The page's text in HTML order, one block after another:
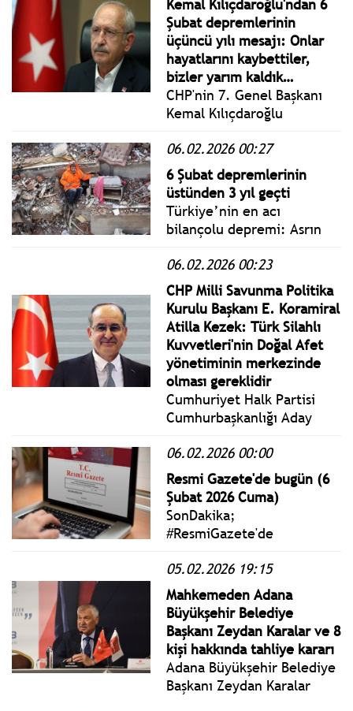
Uğur Mumcu Meydanı.
Kemal Kılıçdaroğlu'ndan 6
Şubat depremlerinin
üçüncü yılı mesajı: Onlar
hayatlarını kaybettiler,
bizler yarım kaldık…
CHP'nin 7. Genel Başkanı
Kemal Kılıçdaroğlu
Gerekli bütün tedbirlerin
alınması hem deprem
şehitlerine vefa borcumuz
hem de gelecek
nesillerimize karşı en
büyük sorumluluğumuzdur.
06.02.2026 00:27
6 Şubat depremlerinin
üstünden 3 yıl geçti
Türkiye’nin en acı
bilançolu depremi: Asrın
geçti.
06.02.2026 00:23
CHP Milli Savunma Politika
Kurulu Başkanı E. Koramiral
Atilla Kezek: Türk Silahlı
Kuvvetleri'nin Doğal Afet
yönetiminin merkezinde
olması gereklidir
Cumhuriyet Halk Partisi
Cumhurbaşkanlığı Aday
Kurulu Başkanı Emekli
Koramiral Atilla Kezek, 6
Şubat depreminin
yıldönümünde bir kez daha
Afet Yönetim Sistemi'nin
önemine dikkat çekti.
06.02.2026 00:00
Resmi Gazete'de bugün (6
Şubat 2026 Cuma)
SonDakika;
#ResmiGazete'de
Cuma yönetmelik, genelge
ve tebliğler
takip edebilirsiniz.
05.02.2026 19:15
Mahkemeden Adana
Büyükşehir Belediye
Başkanı Zeydan Karalar ve 8
kişi hakkında tahliye kararı
Adana Büyükşehir Belediye
Başkanı Zeydan Karalar